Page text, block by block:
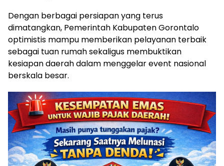
Dengan berbagai persiapan yang terus
dimatangkan, Pemerintah Kabupaten Gorontalo
optimistis mampu memberikan pelayanan terbaik
sebagai tuan rumah sekaligus membuktikan
kesiapan daerah dalam menggelar event nasional
berskala besar.